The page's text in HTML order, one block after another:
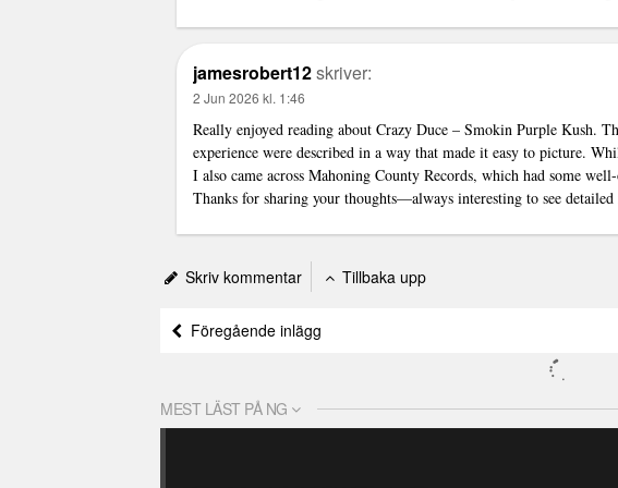
jamesrobert12skriver:
2 Jun 2026 kl. 1:46
Really enjoyed reading about Crazy Duce – Smokin Purple Kush.
experience were described in a way that made it easy to picture.
I also came across Mahoning County Records, which had some
Thanks for sharing your thoughts—always interesting to see
Skriv kommentar Tillbaka upp
Föregående inlägg
MEST LÄST PÅ NG